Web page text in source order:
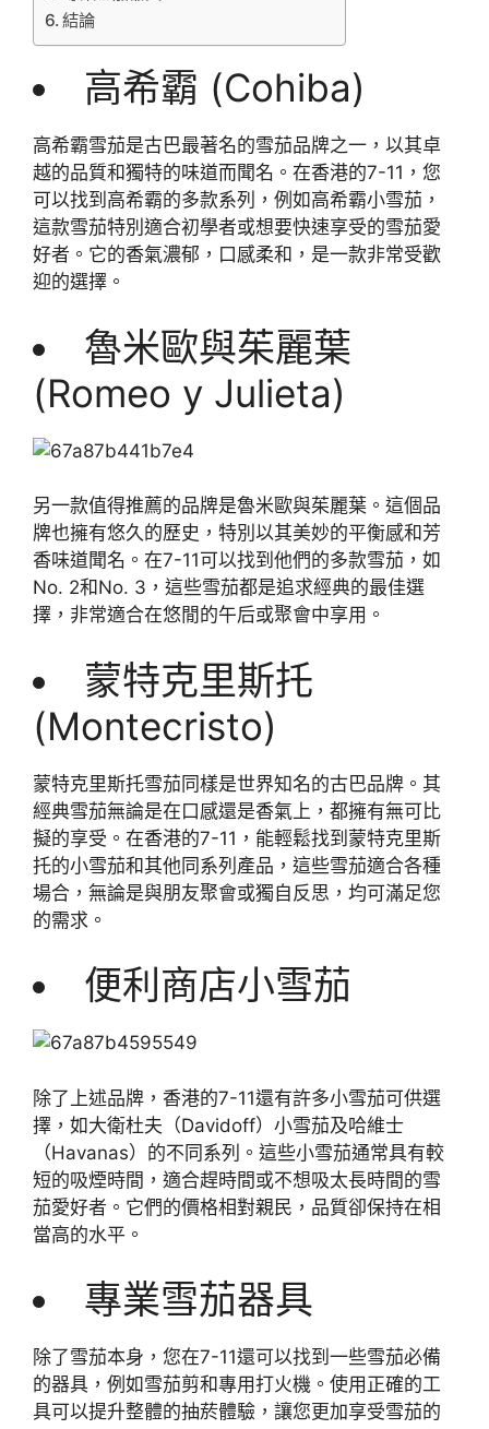
結論
高希霸 (Cohiba)
高希霸雪茄是古巴最著名的雪茄品牌之一，以其卓
越的品質和獨特的味道而聞名。在香港的7-11，您
可以找到高希霸的多款系列，例如高希霸小雪茄，
這款雪茄特別適合初學者或想要快速享受的雪茄愛
好者。它的香氣濃郁，口感柔和，是一款非常受歡
迎的選擇。
魯米歐與茱麗葉
(Romeo y Julieta)
另一款值得推薦的品牌是魯米歐與茱麗葉。這個品
牌也擁有悠久的歷史，特別以其美妙的平衡感和芳
香味道聞名。在7-11可以找到他們的多款雪茄，如
No. 2和No. 3，這些雪茄都是追求經典的最佳選
擇，非常適合在悠閒的午后或聚會中享用。
蒙特克里斯托
(Montecristo)
蒙特克里斯托雪茄同樣是世界知名的古巴品牌。其
經典雪茄無論是在口感還是香氣上，都擁有無可比
擬的享受。在香港的7-11，能輕鬆找到蒙特克里斯
托的小雪茄和其他同系列產品，這些雪茄適合各種
場合，無論是與朋友聚會或獨自反思，均可滿足您
的需求。
便利商店小雪茄
除了上述品牌，香港的7-11還有許多小雪茄可供選
擇，如大衛杜夫（Davidoff）小雪茄及哈維士
（Havanas）的不同系列。這些小雪茄通常具有較
短的吸煙時間，適合趕時間或不想吸太長時間的雪
茄愛好者。它們的價格相對親民，品質卻保持在相
當高的水平。
專業雪茄器具
除了雪茄本身，您在7-11還可以找到一些雪茄必備
的器具，例如雪茄剪和專用打火機。使用正確的工
具可以提升整體的抽菸體驗，讓您更加享受雪茄的